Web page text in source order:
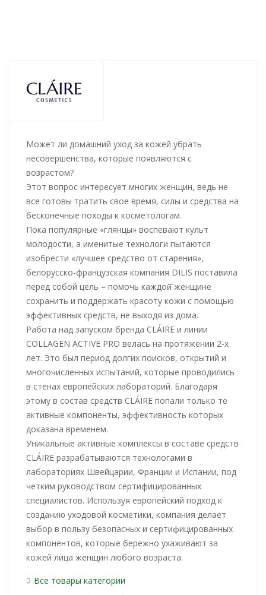
Может ли домашний уход за кожей убрать
несовершенства, которые появляются с
возрастом?
Этот вопрос интересует многих женщин, ведь не
все готовы тратить свое время, силы и средства на
бесконечные походы к косметологам.
Пока популярные «глянцы» воспевают культ
молодости, а именитые технологи пытаются
изобрести «лучшее средство от старения»,
белорусско-французская компания DILIS поставила
перед собой цель – помочь каждой̆ женщине
сохранить и поддержать красоту кожи с помощью
эффективных средств, не выходя из дома.
Работа над запуском бренда CLÁIRE и линии
COLLAGEN ACTIVE PRO велась на протяжении 2-х
лет. Это был период долгих поисков, открытий и
многочисленных испытаний, которые проводились
в стенах европейских лабораторий. Благодаря
этому в состав средств CLÁIRE попали только те
активные компоненты, эффективность которых
доказана временем.
Уникальные активные комплексы в составе средств
CLÁIRE разрабатываются технологами в
лабораториях Швейцарии, Франции и Испании, под
четким руководством сертифицированных
специалистов. Используя европейский подход к
созданию уходовой косметики, компания делает
выбор в пользу безопасных и сертифицированных
компонентов, которые бережно ухаживают за
кожей лица женщин любого возраста.
Все товары категории